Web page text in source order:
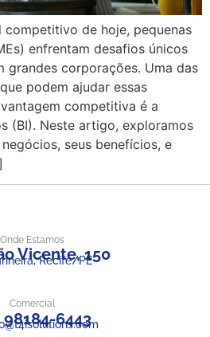
competitivo de hoje, pequenas
enfrentam desafios únicos
grandes corporações. Uma das
podem ajudar essas
competitiva é a
(BI). Neste artigo, exploramos
seus benefícios, e
Onde Estamos
Vicente, 150
Recife/PE
Comercial
98184-6443